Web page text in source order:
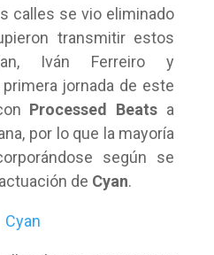
calles se vio eliminado
transmitir estos
Iván Ferreiro y
jornada de este
Processed Beats a
por lo que la mayoría
según se
de Cyan.